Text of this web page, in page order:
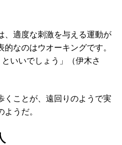
、適度な刺激を与える運動が
なのはウオーキングです。
いいでしょう」（伊木さ
ことが、遠回りのようで実
うだ。